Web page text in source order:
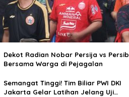
Dekot Radian Nobar Persija vs Persib
Bersama Warga di Pejagalan
Semangat Tinggi! Tim Biliar PWI DKI
Jakarta Gelar Latihan Jelang Uji